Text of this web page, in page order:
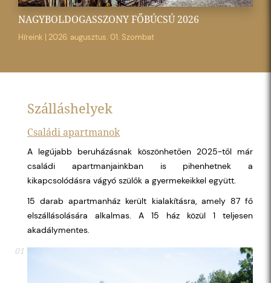
NAGYBOLDOGASSZONY FŐBÚCSÚ 2026
Híreink | 2026. augusztus. 01. Szombat
Szálláshelyek
Családi apartmanok
A legújabb beruházásnak köszönhetően 2025-től már
családi apartmanjainkban is pihenhetnek a
kikapcsolódásra vágyó szülők a gyermekeikkel együtt.
15 darab apartmanház került kialakításra, amely 87 fő
elszállásolására alkalmas. A 15 ház közül 1 teljesen
akadálymentes.
01